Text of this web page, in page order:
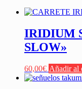
IRIDIUM
SLOW»
60,00€ Añadir al